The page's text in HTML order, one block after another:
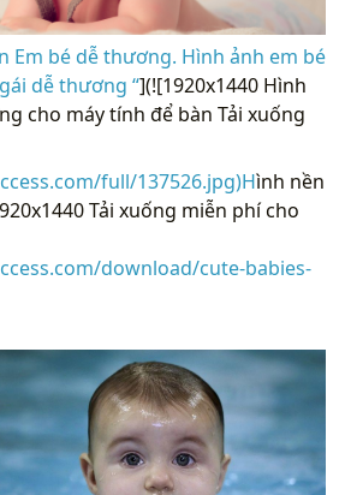
Em bé dễ thương. Hình ảnh em bé
dễ thương “](![1920x1440 Hình
cho máy tính để bàn Tải xuống
full/137526.jpg)Hình nền
Tải xuống miễn phí cho
download/cute-babies-